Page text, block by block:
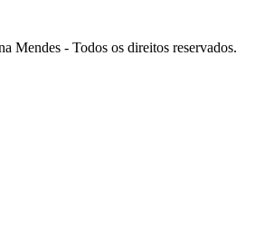
Mendes - Todos os direitos reservados.